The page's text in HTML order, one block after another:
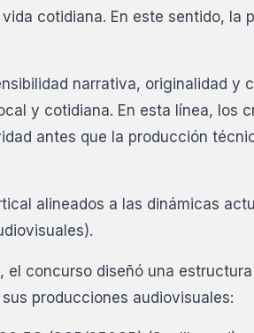
cotidiana. En este sentido, la
narrativa, originalidad y
y cotidiana. En esta línea, los
antes que la producción
alineados a las dinámicas
concurso diseñó una
producciones audiovisuales: